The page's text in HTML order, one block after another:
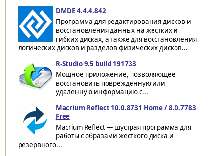
DMDE 4.4.4.842
Программа для редактирования дисков и
восстановления данных на жестких и
гибких дисках, а также для восстановления
логических дисков и разделов физических дисков...
R-Studio 9.5 build 191733
Мощное приложение, позволяющее
восстановить поврежденную или
удаленную информацию с...
Macrium Reflect 10.0.8731 Home / 8.0.7783
Free
Macrium Reflect — шустрая программа для
работы с образами жесткого диска и
резервного...